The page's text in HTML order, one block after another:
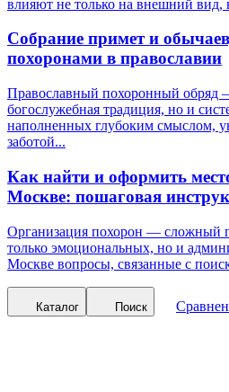
влияют не только на внешний вид,
Собрание примет и
похоронами в православии
Православный похоронный обряд
богослужебная традиция, но и
наполненных глубоким смыслом,
заботой...
Как найти и оформить
Москве: пошаговая
Организация похорон — сложный
только эмоциональных, но и
Москве вопросы, связанные с
Каталог Поиск